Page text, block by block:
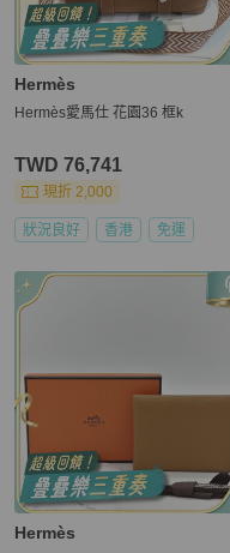
Hermès
Hermès愛馬仕 花園36 框k
TWD 76,741
現折 2,000
狀況良好 香港 免運
Hermès